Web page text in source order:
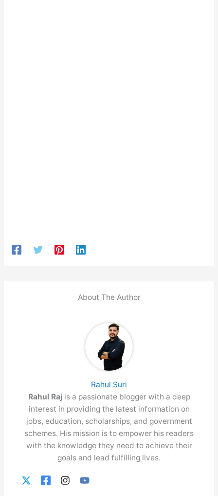
About The Author
Rahul Suri
Rahul Raj is a passionate blogger with a deep
interest in providing the latest information on
jobs, education, scholarships, and government
schemes. His mission is to empower his readers
with the knowledge they need to achieve their
goals and lead fulfilling lives.